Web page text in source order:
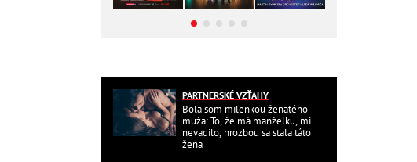
PARTNERSKÉ VZŤAHY
Bola som milenkou ženatého
muža: To, že má manželku, mi
nevadilo, hrozbou sa stala táto
žena